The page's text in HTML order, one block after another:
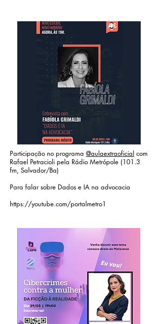
Participação no programa @aulaextraoficial com
Rafael Petracioli pela Rádio Metrópole (101.3
fm, Salvador/Ba)
Para falar sobre Dados e IA na advocacia
https://youtube.com/portalmetro1